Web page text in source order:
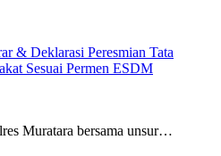
& Deklarasi Peresmian Tata
Sesuai Permen ESDM
Muratara bersama unsur…